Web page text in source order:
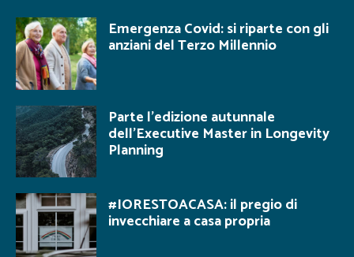
Emergenza Covid: si riparte con gli
anziani del Terzo Millennio
Parte l’edizione autunnale
dell’Executive Master in Longevity
Planning
#IORESTOACASA: il pregio di
invecchiare a casa propria